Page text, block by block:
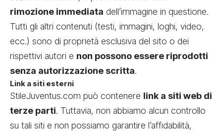
rimozione immediata dell’immagine in questione.
Tutti gli altri contenuti (testi, immagini, loghi, video,
ecc.) sono di proprietà esclusiva del sito o dei
rispettivi autori e non possono essere riprodotti
senza autorizzazione scritta.
Link a siti esterni
StileJuventus.com può contenere link a siti web di
terze parti. Tuttavia, non abbiamo alcun controllo
su tali siti e non possiamo garantire l’affidabilità,